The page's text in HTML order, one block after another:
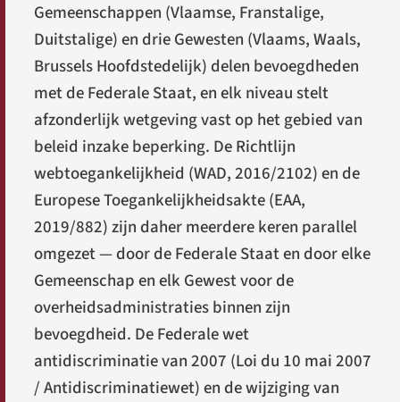
Gemeenschappen (Vlaamse, Franstalige,
Duitstalige) en drie Gewesten (Vlaams, Waals,
Brussels Hoofdstedelijk) delen bevoegdheden
met de Federale Staat, en elk niveau stelt
afzonderlijk wetgeving vast op het gebied van
beleid inzake beperking. De Richtlijn
webtoegankelijkheid (WAD, 2016/2102) en de
Europese Toegankelijkheidsakte (EAA,
2019/882) zijn daher meerdere keren parallel
omgezet — door de Federale Staat en door elke
Gemeenschap en elk Gewest voor de
overheidsadministraties binnen zijn
bevoegdheid. De Federale wet
antidiscriminatie van 2007 (Loi du 10 mai 2007
/Antidiscriminatiewet) en de wijziging van